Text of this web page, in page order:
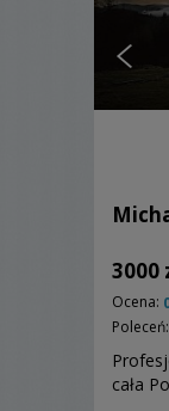
3000
Ocena:
cała